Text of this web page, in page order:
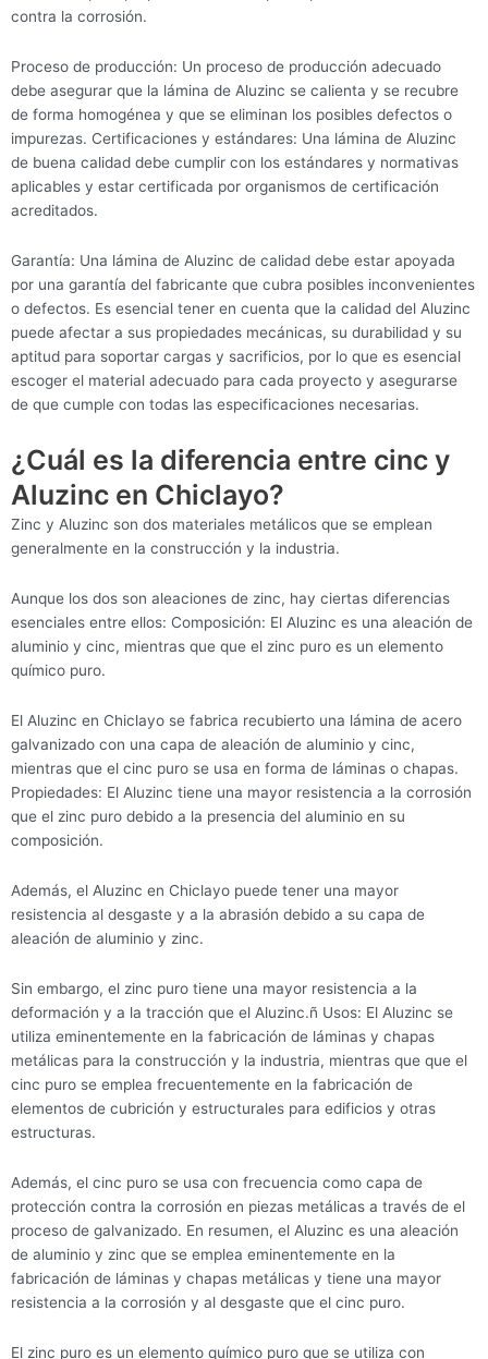
contra la corrosión.
Proceso de producción: Un proceso de producción adecuado
debe asegurar que la lámina de Aluzinc se calienta y se recubre
de forma homogénea y que se eliminan los posibles defectos o
impurezas. Certificaciones y estándares: Una lámina de Aluzinc
de buena calidad debe cumplir con los estándares y normativas
aplicables y estar certificada por organismos de certificación
acreditados.
Garantía: Una lámina de Aluzinc de calidad debe estar apoyada
por una garantía del fabricante que cubra posibles inconvenientes
o defectos. Es esencial tener en cuenta que la calidad del Aluzinc
puede afectar a sus propiedades mecánicas, su durabilidad y su
aptitud para soportar cargas y sacrificios, por lo que es esencial
escoger el material adecuado para cada proyecto y asegurarse
de que cumple con todas las especificaciones necesarias.
¿Cuál es la diferencia entre cinc y
Aluzinc en Chiclayo?
Zinc y Aluzinc son dos materiales metálicos que se emplean
generalmente en la construcción y la industria.
Aunque los dos son aleaciones de zinc, hay ciertas diferencias
esenciales entre ellos: Composición: El Aluzinc es una aleación de
aluminio y cinc, mientras que que el zinc puro es un elemento
químico puro.
El Aluzinc en Chiclayo se fabrica recubierto una lámina de acero
galvanizado con una capa de aleación de aluminio y cinc,
mientras que el cinc puro se usa en forma de láminas o chapas.
Propiedades: El Aluzinc tiene una mayor resistencia a la corrosión
que el zinc puro debido a la presencia del aluminio en su
composición.
Además, el Aluzinc en Chiclayo puede tener una mayor
resistencia al desgaste y a la abrasión debido a su capa de
aleación de aluminio y zinc.
Sin embargo, el zinc puro tiene una mayor resistencia a la
deformación y a la tracción que el Aluzinc.ñ Usos: El Aluzinc se
utiliza eminentemente en la fabricación de láminas y chapas
metálicas para la construcción y la industria, mientras que que el
cinc puro se emplea frecuentemente en la fabricación de
elementos de cubrición y estructurales para edificios y otras
estructuras.
Además, el cinc puro se usa con frecuencia como capa de
protección contra la corrosión en piezas metálicas a través de el
proceso de galvanizado. En resumen, el Aluzinc es una aleación
de aluminio y zinc que se emplea eminentemente en la
fabricación de láminas y chapas metálicas y tiene una mayor
resistencia a la corrosión y al desgaste que el cinc puro.
El zinc puro es un elemento químico puro que se utiliza con